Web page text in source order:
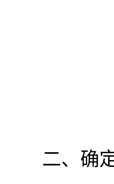
二、确定